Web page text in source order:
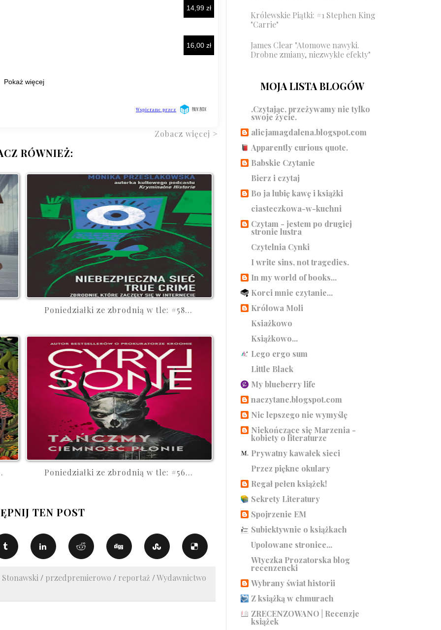
Zobacz więcej >
RÓWNIEŻ:
Poniedziałki ze zbrodnią w tle: #58...
Poniedziałki ze zbrodnią w tle: #56...
TEN POST
Stonawski / przedpremierowo / reportaż /Wydawnictwo
Królewskie Piątki: #1 Stephen King
"Carrie"
James Clear "Atomowe nawyki.
Drobne zmiany, niezwykłe efekty"
MOJA LISTA BLOGÓW
.Czytając, przeżywamy nie tylko
swoje życie.
alicjamagdalena.blogspot.com
Apparently curious quote.
Babskie Czytanie
Bierz i czytaj
Bo ja lubię kawę i książki
ciasteczkowa-w-kuchni
Czytam - jestem po drugiej
stronie lustra
Czytelnia Cynki
I write sins, not tragedies.
In my world of books...
Korci mnie czytanie...
Królowa Moli
Ksiażkowo
Książkowo...
Lego ergo sum
Little Black
My blueberry life
naczytane.blogspot.com
Nic lepszego nie wymyślę
Niekończące się Marzenia -
kobiety o literaturze
Prywatny kawałek sieci
Przez piękne okulary
Regał pełen książek!
Sekrety Literatury
Spojrzenie EM
Subiektywnie o książkach
Upolowane stronice...
Wtyczka Prozatorska blog
recenzencki
Wybrany świat historii
Z książką w chmurach
ZRECENZOWANO | Recenzje
książek